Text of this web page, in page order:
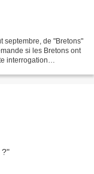
septembre, de "Bretons"
si les Bretons ont
interrogation